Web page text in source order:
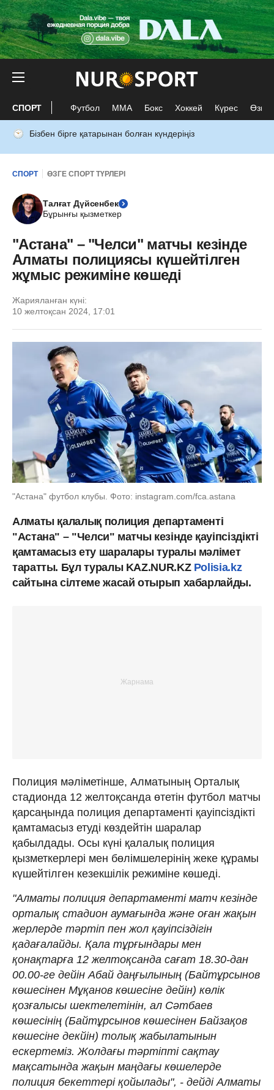
СПОРТ Футбол ММА Бокс Хоккей Күрес Өзге
Бізбен бірге қатарынан болған күндеріңіз
СПОРТ ӨЗГЕ СПОРТ ТҮРЛЕРІ
Талғат Дүйсенбек
Бұрынғы қызметкер
"Астана" – "Челси" матчы кезінде
Алматы полициясы күшейтілген
жұмыс режиміне көшеді
Жарияланған күні:
10 желтоқсан 2024, 17:01
"Астана" футбол клубы. Фото: instagram.com/fca.astana
Алматы қалалық полиция департаменті
"Астана" – "Челси" матчы кезінде қауіпсіздікті
қамтамасыз ету шаралары туралы мәлімет
таратты. Бұл туралы KAZ.NUR.KZ Рolisia.kz
сайтына сілтеме жасай отырып хабарлайды.
Полиция мәліметінше, Алматының Орталық
стадионда 12 желтоқсанда өтетін футбол матчы
қарсаңында полиция департаменті қауіпсіздікті
қамтамасыз етуді көздейтін шаралар
қабылдады. Осы күні қалалық полиция
қызметкерлері мен бөлімшелерінің жеке құрамы
күшейтілген кезекшілік режиміне көшеді.
"Алматы полиция департаменті матч кезінде
орталық стадион аумағында және оған жақын
жерлерде тәртіп пен жол қауіпсіздігін
қадағалайды. Қала тұрғындары мен
қонақтарға 12 желтоқсанда сағат 18.30-дан
00.00-ге дейін Абай даңғылының (Байтұрсынов
көшесінен Мұқанов көшесіне дейін) көлік
қозғалысы шектелетінін, ал Сәтбаев
көшесінің (Байтұрсынов көшесінен Байзақов
көшесіне декйін) толық жабылатынын
ескертеміз. Жолдағы тәртіпті сақтау
мақсатында жақын маңдағы көшелерде
полиция бекеттері қойылады", - дейді Алматы